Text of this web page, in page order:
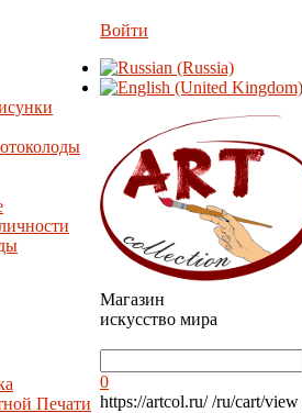
Печати
Войти
Магазин
искусство мира
0
https://artcol.ru/ /ru/cart/view